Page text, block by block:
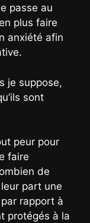
passe au
plus faire
anxiété afin
je suppose,
sont
peur pour
faire
de
part une
rapport à
protégés à la